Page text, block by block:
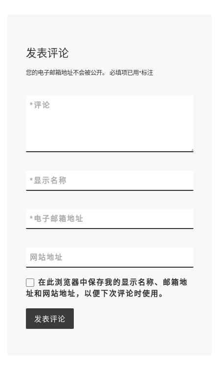
发表评论
您的电子邮箱地址不会被公开。 必填项已用*标注
评论
*
显示名称
*
电子邮箱地址
*
网站地址
在此浏览器中保存我的显示名称、邮箱地
址和网站地址，以便下次评论时使用。